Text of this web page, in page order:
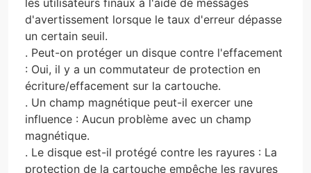
les utilisateurs finaux à l'aide de messages
d'avertissement lorsque le taux d'erreur dépasse
un certain seuil.
. Peut-on protéger un disque contre l'effacement
: Oui, il y a un commutateur de protection en
écriture/effacement sur la cartouche.
. Un champ magnétique peut-il exercer une
influence : Aucun problème avec un champ
magnétique.
. Le disque est-il protégé contre les rayures : La
protection de la cartouche empêche les rayures